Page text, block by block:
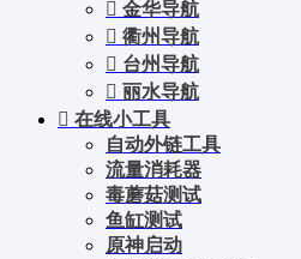
金华导航
衢州导航
台州导航
丽水导航
在线小工具
自动外链工具
流量消耗器
毒蘑菇测试
鱼缸测试
原神启动